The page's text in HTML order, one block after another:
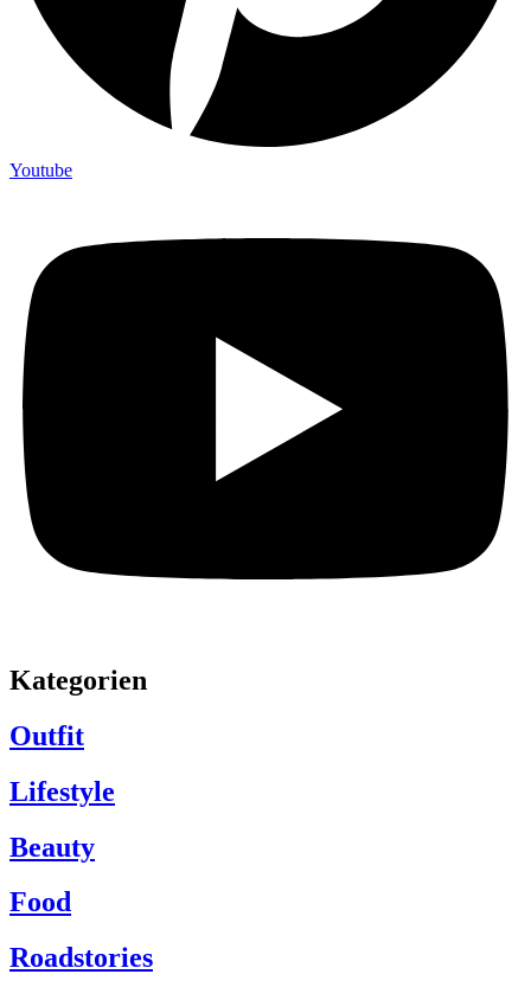
Youtube
Kategorien
Outfit
Lifestyle
Beauty
Food
Roadstories